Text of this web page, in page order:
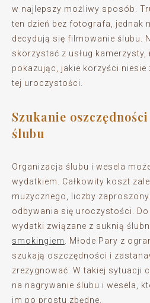
w najlepszy możliwy sposób.
ten dzień bez fotografa, jednak
decydują się filmowanie ślubu.
skorzystać z usług
pokazując, jakie korzyści niesie
tej uroczystości.
Szukanie
ślubu
Organizacja ślubu i wesela
wydatkiem. Całkowity koszt
muzycznego, liczby
odbywania się uroczystości.
wydatki związane z suknią
smokingiem. Młode Pary z
szukają oszczędności i
zrezygnować. W takiej sytuacji
na nagrywanie ślubu i wesela,
im po prostu zbędne.